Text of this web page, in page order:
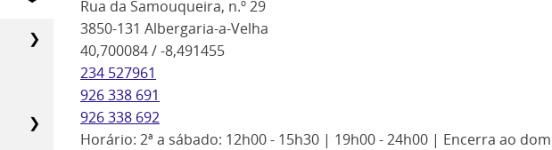
Rua da Samouqueira, n.º 29
3850-131 Albergaria-a-Velha
40,700084 / -8,491455
234 527961
926 338 691
926 338 692
Horário: 2ª a sábado: 12h00 - 15h30 | 19h00 - 24h00 | Encerra ao